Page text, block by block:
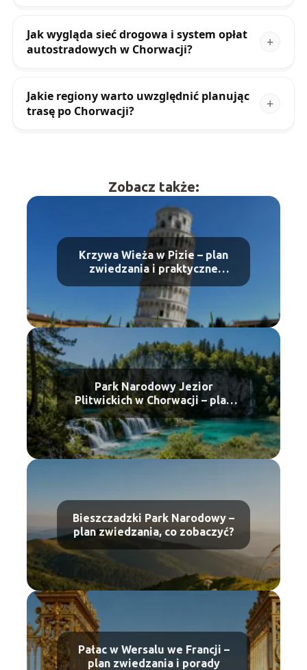
Jak wygląda sieć drogowa i system opłat
autostradowych w Chorwacji?
Jakie regiony warto uwzględnić planując
trasę po Chorwacji?
Zobacz także:
Krzywa Wieża w Pizie – plan
zwiedzania i praktyczne
wskazówki
Park Narodowy Jezior
Plitwickich w Chorwacji – plan
zwiedzania
Bieszczadzki Park Narodowy –
plan zwiedzania, co zobaczyć?
Pałac w Wersalu we Francji –
plan zwiedzania i porady